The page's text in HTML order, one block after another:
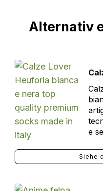
Alternativ
e
Siehe